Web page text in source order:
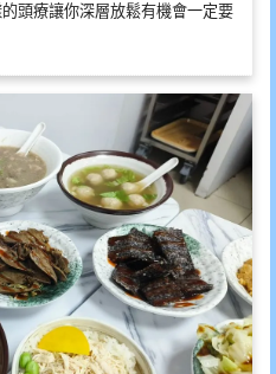
頭療讓你深層放鬆有機會一定要